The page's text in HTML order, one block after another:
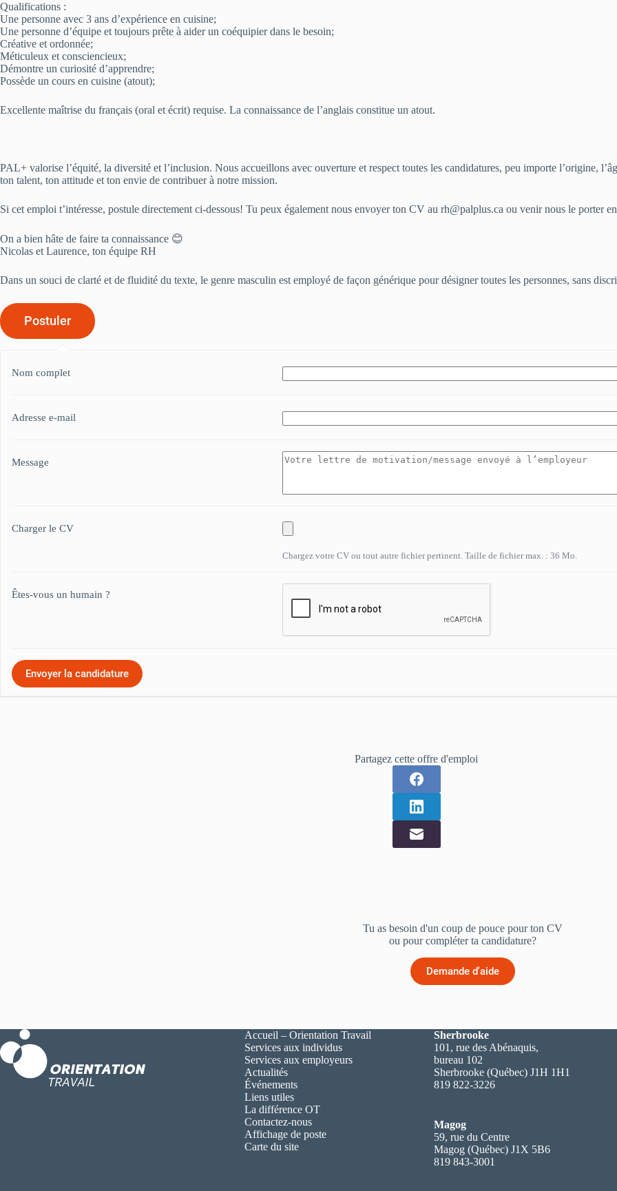
Qualifications :
Une personne avec 3 ans d’expérience en cuisine;
Une personne d’équipe et toujours prête à aider un coéquipier dans le besoin;
Créative et ordonnée;
Méticuleux et consciencieux;
Démontre un curiosité d’apprendre;
Possède un cours en cuisine (atout);
Excellente maîtrise du français (oral et écrit) requise. La connaissance de l’anglais constitue un atout.
PAL+ valorise l’équité, la diversité et l’inclusion. Nous accueillons avec ouverture et respect toutes les candidatures, peu importe l’origine,
ton talent, ton attitude et ton envie de contribuer à notre mission.
Si cet emploi t’intéresse, postule directement ci-dessous! Tu peux également nous envoyer ton CV au rh@palplus.ca ou venir nous le porter
On a bien hâte de faire ta connaissance 😊
Nicolas et Laurence, ton équipe RH
Dans un souci de clarté et de fluidité du texte, le genre masculin est employé de façon générique pour désigner toutes les personnes, sans
Nom complet
Adresse e-mail
Message
Charger le CV
Chargez votre CV ou tout autre fichier pertinent. Taille de fichier max. : 36 Mo.
Êtes-vous un humain ?
Partagez cette offre d'emploi
Tu as besoin d'un coup de pouce pour ton CV
ou pour compléter ta candidature?
Demande d'aide
Accueil – Orientation Travail
Services aux individus
Services aux employeurs
Actualités
Événements
Liens utiles
La différence OT
Contactez-nous
Affichage de poste
Carte du site
Sherbrooke
101, rue des Abénaquis,
bureau 102
Sherbrooke (Québec) J1H 1H1
819 822-3226
Magog
59, rue du Centre
Magog (Québec) J1X 5B6
819 843-3001